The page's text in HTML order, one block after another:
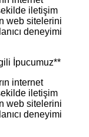
iletişim
web sitelerini
deneyimi
İpucumuz**
internet
iletişim
web sitelerini
deneyimi